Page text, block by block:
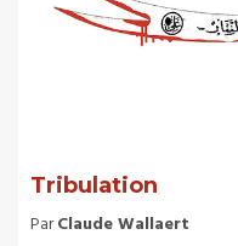
Tribulation
ParClaude Wallaert